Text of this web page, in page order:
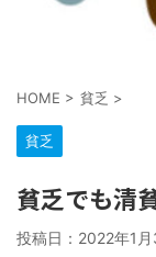
HOME > 貧乏 >
貧乏
貧乏でも清
投稿日： 2022年1月